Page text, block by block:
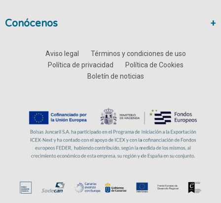
Conócenos
Aviso legal
Términos y condiciones de uso
Política de privacidad
Política de Cookies
Boletín de noticias